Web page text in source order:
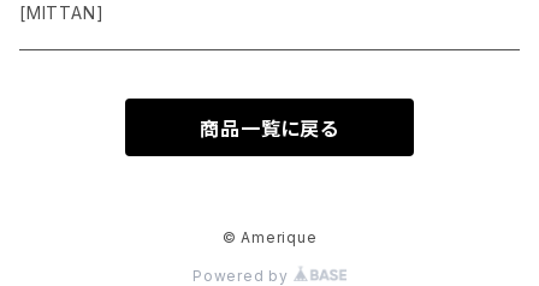
Pants
[MITTAN]
商品一覧に戻る
© Amerique
Powered by